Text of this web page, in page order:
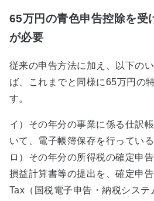
65万円の青色申告控除を受
が必要
従来の申告方法に加え、以下の
ば、これまでと同様に65万円の
す。
イ）その年分の事業に係る仕訳
いて、電子帳簿保存を行っている
ロ）その年分の所得税の確定申
損益計算書等の提出を、確定申
Tax（国税電子申告・納税システ